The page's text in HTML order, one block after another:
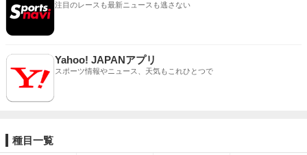
注目のレースも最新ニュースも逃さない
Yahoo! JAPANアプリ
スポーツ情報やニュース、天気もこれひとつで
種目一覧